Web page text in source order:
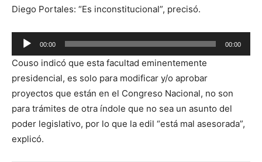
Diego Portales: “Es inconstitucional”, precisó.
Reproductor
de
audio
00:00 00:00
Couso indicó que esta facultad eminentemente
presidencial, es solo para modificar y/o aprobar
proyectos que están en el Congreso Nacional, no son
para trámites de otra índole que no sea un asunto del
poder legislativo, por lo que la edil “está mal asesorada”,
explicó.